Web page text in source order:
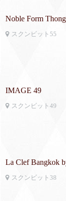
Noble Form
スクンビット55
IMAGE 49
スクンビット49
La Clef Bangkok
スクンビット38